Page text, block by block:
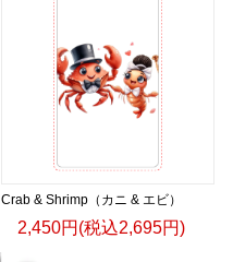
Crab & Shrimp（カニ & エビ）
2,450円(税込2,695円)